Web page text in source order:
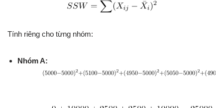
Tính riêng cho từng nhóm:
Nhóm A: